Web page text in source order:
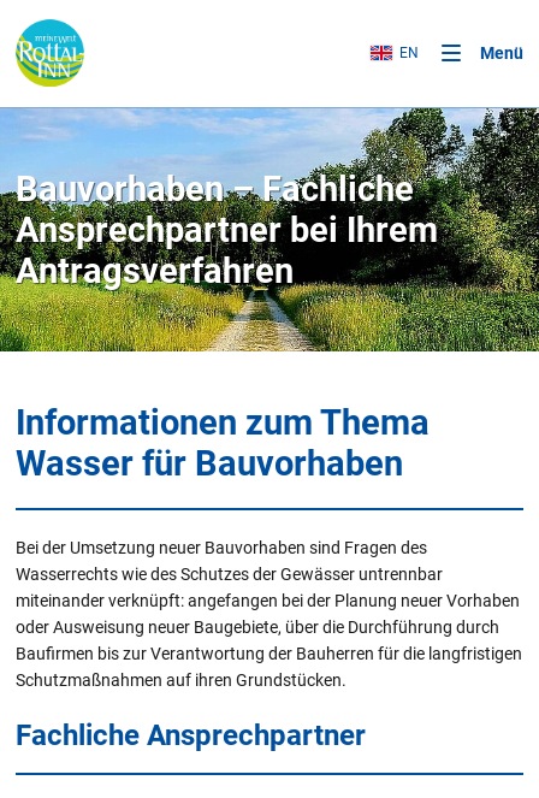
EN Menü
Bauvorhaben – Fachliche
Ansprechpartner bei Ihrem
Antragsverfahren
Informationen zum Thema
Wasser für Bauvorhaben
Bei der Umsetzung neuer Bauvorhaben sind Fragen des
Wasserrechts wie des Schutzes der Gewässer untrennbar
miteinander verknüpft: angefangen bei der Planung neuer Vorhaben
oder Ausweisung neuer Baugebiete, über die Durchführung durch
Baufirmen bis zur Verantwortung der Bauherren für die langfristigen
Schutzmaßnahmen auf ihren Grundstücken.
Fachliche Ansprechpartner